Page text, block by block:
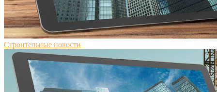
Строительные новости